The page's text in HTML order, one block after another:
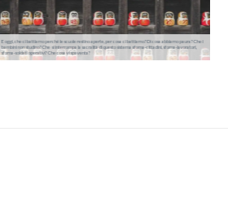
E oggi, che ci battiamo perché le scuole restino aperte, per cosa ci battiamo? Di cosa abbiamo paura? Che i
bambini non studino? Che si interrompa la sacralità di questo sistema sforna-cittadini, sforna-lavoratori,
sforna-soldati operativi? Che cosa vi spaventa?